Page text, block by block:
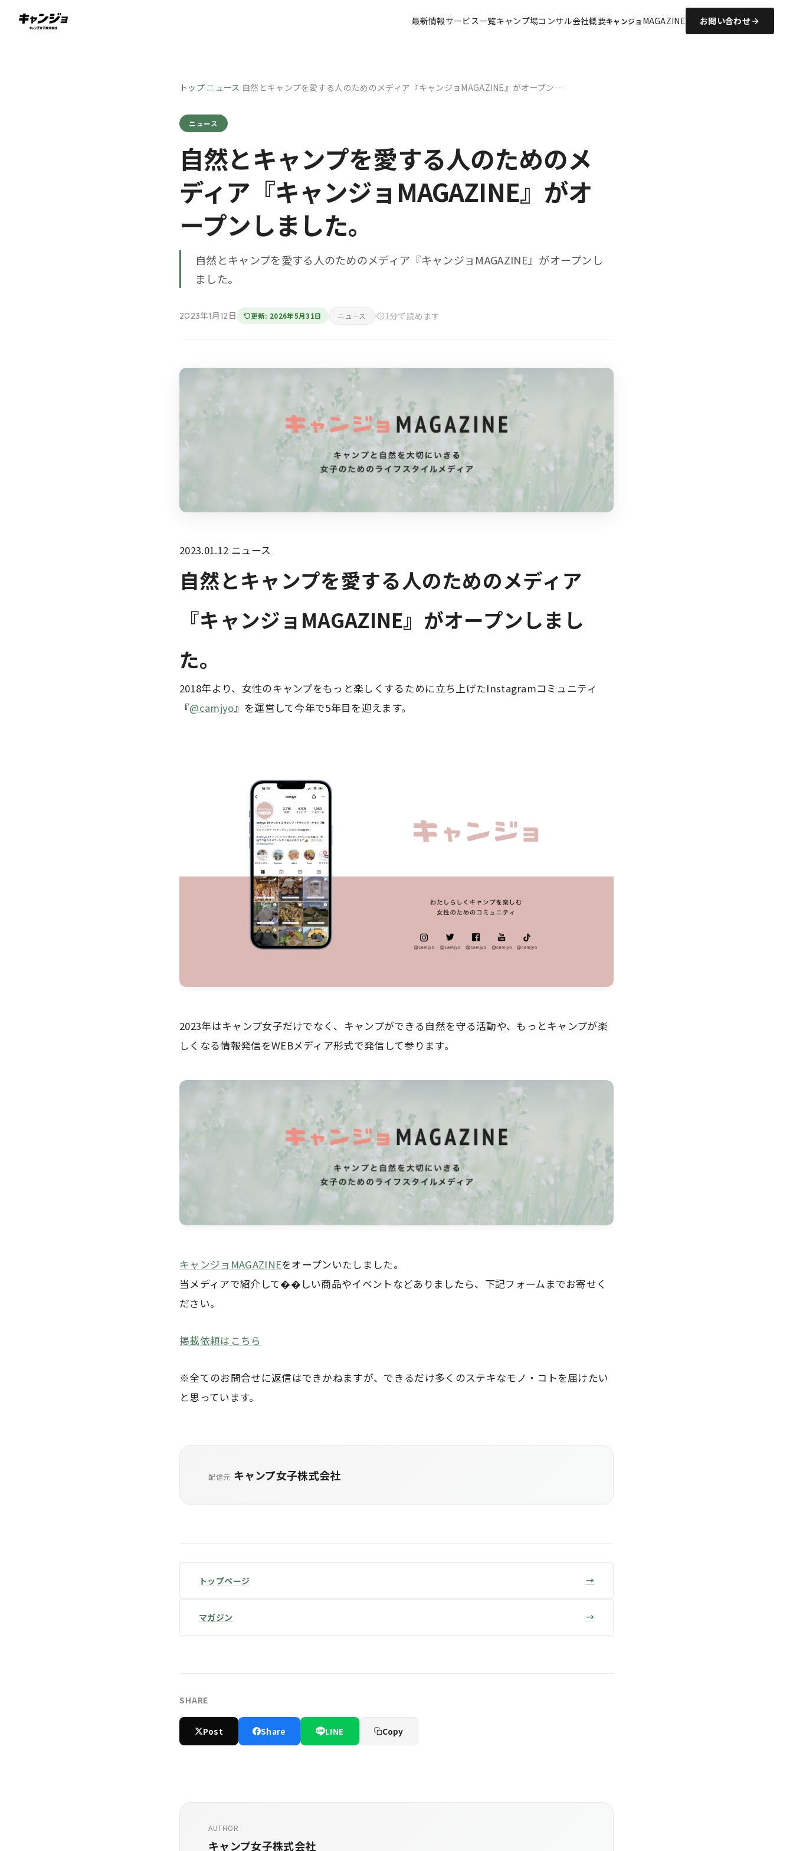
最新情報サービス一覧キャンプ場コンサル会社概要キャンジョ MAGAZINE お問い合わせ
トップ›ニュース › 自然とキャンプを愛する人のためのメディア『キャンジョMAGAZINE』がオープン…
ニュース
自然とキャンプを愛する人のためのメ
ディア『キャンジョMAGAZINE』がオ
ープンしました。
自然とキャンプを愛する人のためのメディア『キャンジョMAGAZINE』がオープンし
ました。
2023年1月12日 更新: 2026年5月31日 ニュース 1分で読めます
2023.01.12 ニュース
自然とキャンプを愛する人のためのメディア
『キャンジョMAGAZINE』がオープンしまし
た。
2018年より、女性のキャンプをもっと楽しくするために立ち上げたInstagramコミュニティ
『@camjyo』を運営して今年で5年目を迎えます。
2023年はキャンプ女子だけでなく、キャンプができる自然を守る活動や、もっとキャンプが楽
しくなる情報発信をWEBメディア形式で発信して参ります。
キャンジョMAGAZINEをオープンいたしました。
当メディアで紹介して��しい商品やイベントなどありましたら、下記フォームまでお寄せく
ださい。
掲載依頼はこちら
※全てのお問合せに返信はできかねますが、できるだけ多くのステキなモノ・コトを届けたい
と思っています。
配信元 キャンプ女子株式会社
トップページ
マガジン
SHARE
Post Share LINE Copy
AUTHOR
キャンプ女子株式会社